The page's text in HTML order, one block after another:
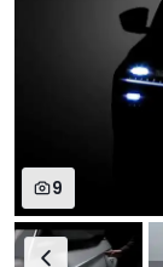
9